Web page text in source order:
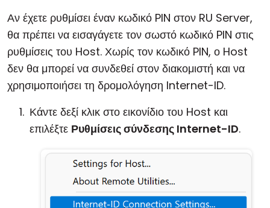
Αν έχετε ρυθμίσει έναν κωδικό PIN στον RU Server,
θα πρέπει να εισαγάγετε τον σωστό κωδικό PIN στις
ρυθμίσεις του Host. Χωρίς τον κωδικό PIN, ο Host
δεν θα μπορεί να συνδεθεί στον διακομιστή και να
χρησιμοποιήσει τη δρομολόγηση Internet-ID.
Κάντε δεξί κλικ στο εικονίδιο του Host και
επιλέξτε Ρυθμίσεις σύνδεσης Internet-ID.